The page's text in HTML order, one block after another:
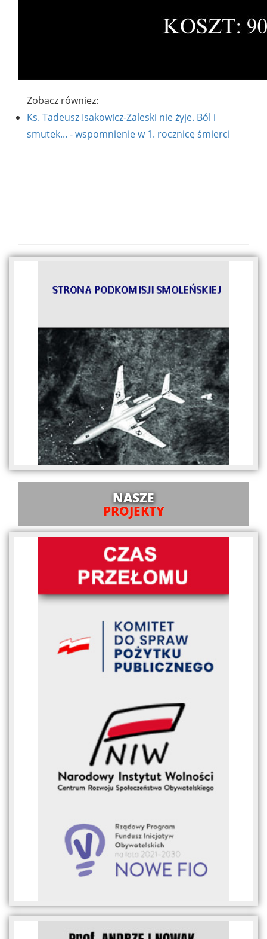
Zobacz równiez:
Ks. Tadeusz Isakowicz-Zaleski nie żyje. Ból i
smutek... - wspomnienie w 1. rocznicę śmierci
NASZE
PROJEKTY